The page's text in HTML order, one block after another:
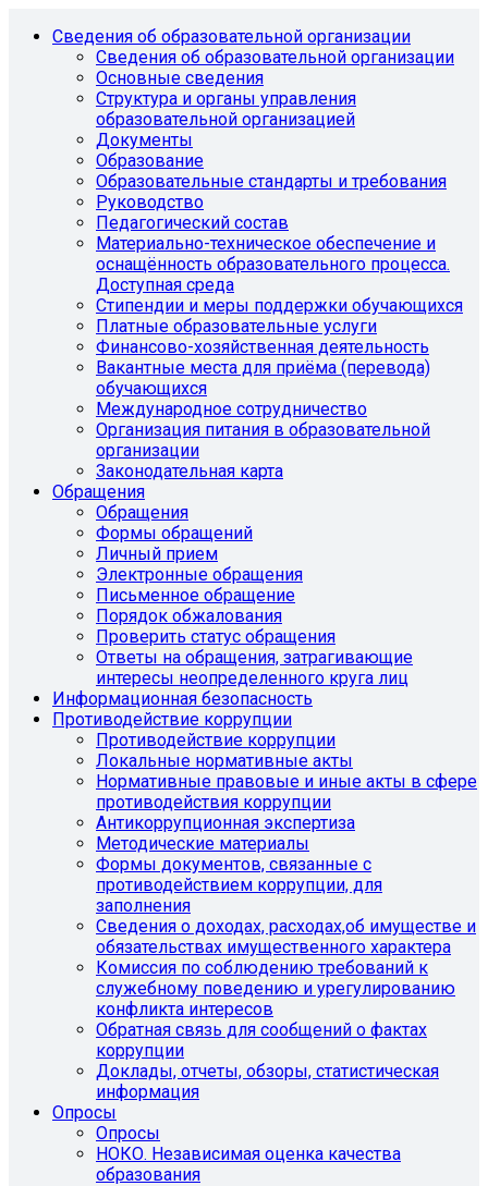
Сведения об образовательной организации
Сведения об образовательной организации
Основные сведения
Структура и органы управления
образовательной организацией
Документы
Образование
Образовательные стандарты и требования
Руководство
Педагогический состав
Материально-техническое обеспечение и
оснащённость образовательного процесса.
Доступная среда
Стипендии и меры поддержки обучающихся
Платные образовательные услуги
Финансово-хозяйственная деятельность
Вакантные места для приёма (перевода)
обучающихся
Международное сотрудничество
Организация питания в образовательной
организации
Законодательная карта
Обращения
Обращения
Формы обращений
Личный прием
Электронные обращения
Письменное обращение
Порядок обжалования
Проверить статус обращения
Ответы на обращения, затрагивающие
интересы неопределенного круга лиц
Информационная безопасность
Противодействие коррупции
Противодействие коррупции
Локальные нормативные акты
Нормативные правовые и иные акты в сфере
противодействия коррупции
Антикоррупционная экспертиза
Методические материалы
Формы документов, связанные с
противодействием коррупции, для
заполнения
Сведения о доходах, расходах,об имуществе и
обязательствах имущественного характера
Комиссия по соблюдению требований к
служебному поведению и урегулированию
конфликта интересов
Обратная связь для сообщений о фактах
коррупции
Доклады, отчеты, обзоры, статистическая
информация
Опросы
Опросы
НОКО. Независимая оценка качества
образования